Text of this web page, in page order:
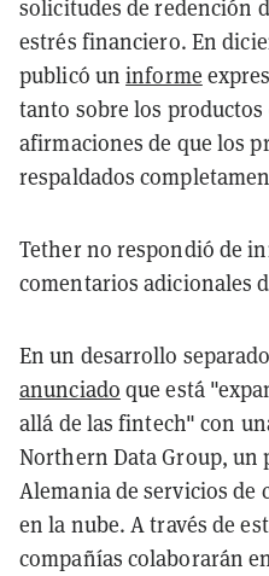
solicitudes de redención
estrés financiero. En
publicó uninforme
tanto sobre los productos
afirmaciones de que los
respaldados
Tether no respondió de
comentarios adicionales
En un desarrollo
anunciado que está
allá de las fintech" con
Northern Data Group, un
Alemania de servicios de
en la nube. A través de
compañías colaborarán